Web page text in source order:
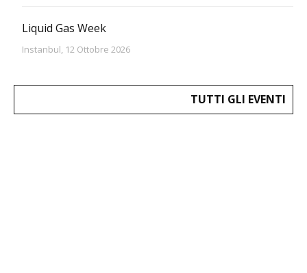
Liquid Gas Week
Instanbul, 12 Ottobre 2026
TUTTI GLI EVENTI